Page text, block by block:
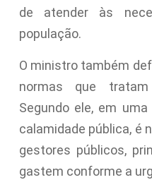
de atender às
população.
O ministro também
normas que
Segundo ele, em
calamidade pública, é
gestores públicos,
gastem conforme a